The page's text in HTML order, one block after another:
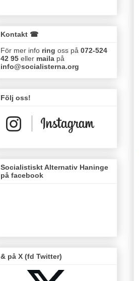
Kontakt ☎
För mer info ring oss på 072-524
42 95 eller maila på
info@socialisterna.org
Följ oss!
Socialistiskt Alternativ Haninge
på facebook
& på X (fd Twitter)